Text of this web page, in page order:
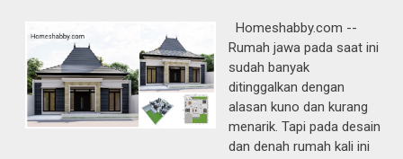
Homeshabby.com --
Rumah jawa pada saat ini
sudah banyak
ditinggalkan dengan
alasan kuno dan kurang
menarik. Tapi pada desain
dan denah rumah kali ini